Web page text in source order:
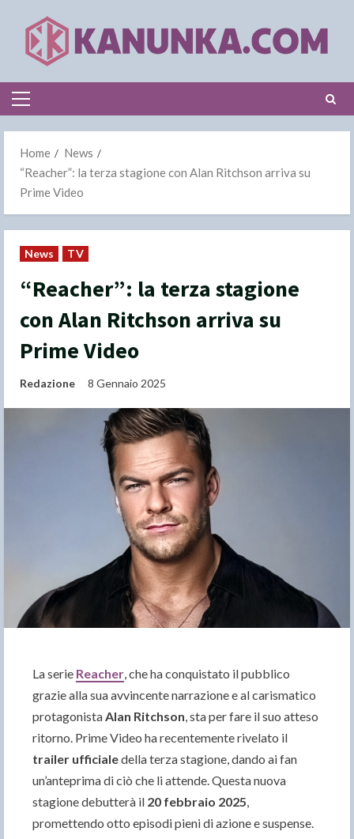
content
Primary
Home
News
“Reacher”: la terza stagione con Alan Ritchson arriva su
Prime Video
News TV
“Reacher”: la terza stagione
con Alan Ritchson arriva su
Prime Video
Redazione 8 Gennaio 2025
La serie Reacher, che ha conquistato il pubblico
grazie alla sua avvincente narrazione e al carismatico
protagonistaAlan Ritchson, sta per fare il suo atteso
ritorno. Prime Video ha recentemente rivelato il
trailer ufficialedella terza stagione, dando ai fan
un’anteprima di ciò che li attende. Questa nuova
stagione debutterà il 20 febbraio 2025,
promettendo otto episodi pieni di azione e suspense.